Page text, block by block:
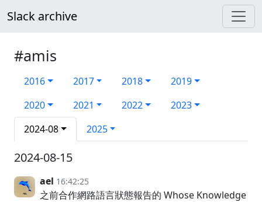
Slack archive
#amis
2016 2017 2018
2019
2020
2021 2022
2023
2024-08
2025
2024-08-15
ael 16:42:25
之前合作網路語言狀態報告的 Whose Knowledge